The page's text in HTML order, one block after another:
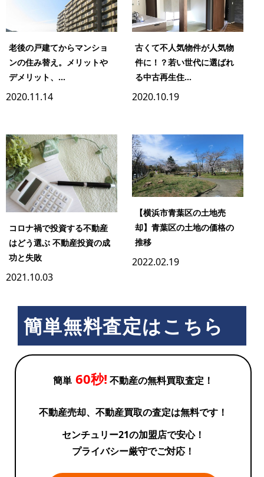
老後の戸建てからマンショ
ンの住み替え。メリットや
デメリット、...
2020.11.14
古くて不人気物件が人気物
件に！？若い世代に選ばれ
る中古再生住...
2020.10.19
コロナ禍で投資する不動産
はどう選ぶ 不動産投資の成
功と失敗
2021.10.03
【横浜市青葉区の土地売
却】青葉区の土地の価格の
推移
2022.02.19
簡単無料査定はこちら
簡単 60秒! 不動産の無料買取査定！
不動産売却、不動産買取の査定は無料です！
センチュリー21の加盟店で安心！
プライバシー厳守でご対応！